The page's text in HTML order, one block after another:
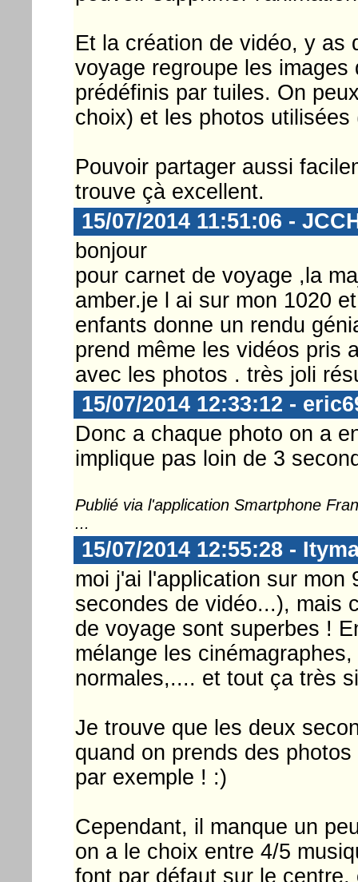
Et la création de vidéo, y as
voyage regroupe les
prédéfinis par tuiles. On
choix) et les photos utilisées
Pouvoir partager aussi
trouve çà excellent.
15/07/2014 11:51:06 -
bonjour
pour carnet de voyage ,la
amber.je l ai sur mon 1020
enfants donne un rendu
prend même les vidéos pris
avec les photos . très joli
15/07/2014 12:33:12 -
Donc a chaque photo on a
implique pas loin de 3
Publié via l'application Smartphone
...
15/07/2014 12:55:28 -
moi j'ai l'application sur mon
secondes de vidéo...), mais
de voyage sont superbes !
mélange les
normales,.... et tout ça très
Je trouve que les deux
quand on prends des
par exemple ! :)
Cependant, il manque un
on a le choix entre 4/5
font par défaut sur le